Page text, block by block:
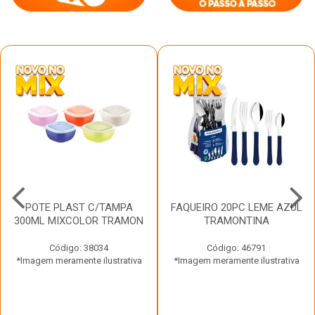
POTE PLAST C/TAMPA
300ML MIXCOLOR TRAMON
Código: 38034
*Imagem meramente ilustrativa
FAQUEIRO 20PC LEME AZUL
TRAMONTINA
Código: 46791
*Imagem meramente ilustrativa